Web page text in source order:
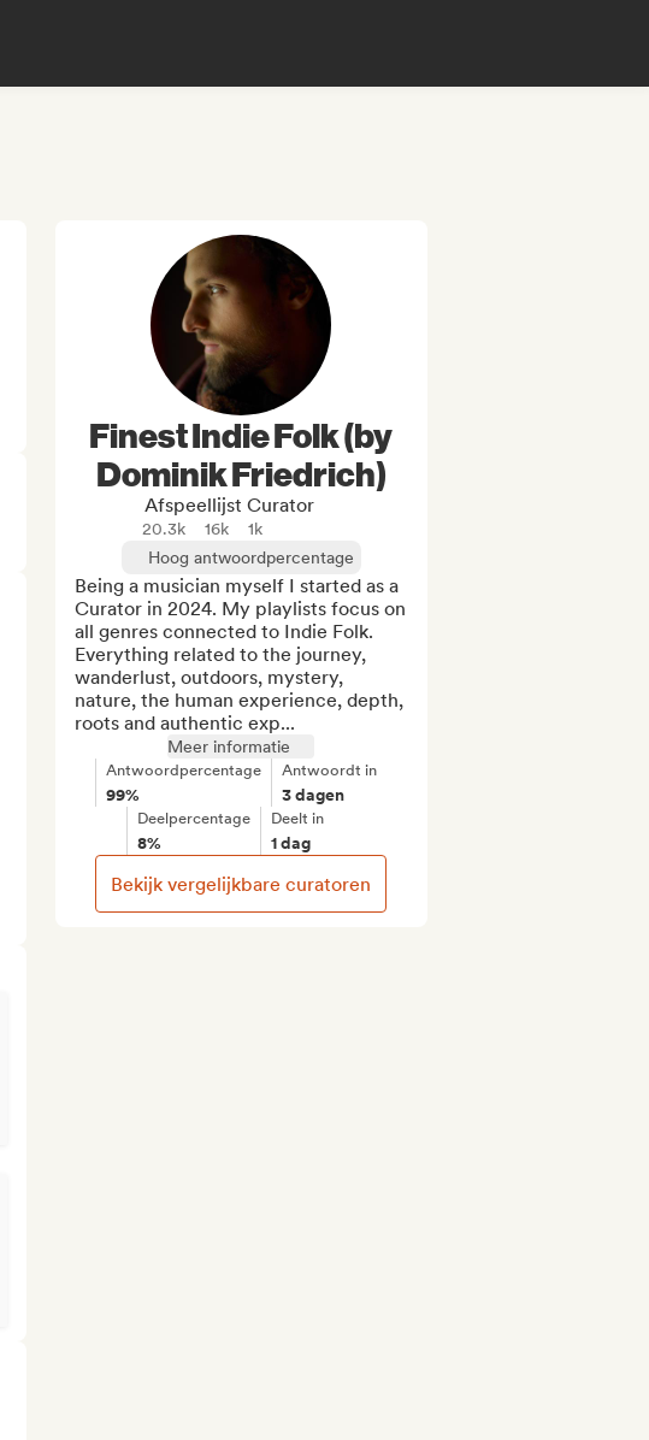
Finest Indie Folk (by
Dominik Friedrich)
Afspeellijst Curator
20.3k 16k
1k
Hoog antwoordpercentage
Being a musician myself I started as a
Curator in 2024. My playlists focus on
all genres connected to Indie Folk.
Everything related to the journey,
wanderlust, outdoors, mystery,
nature, the human experience, depth,
roots and authentic exp...
Meer informatie
Antwoordpercentage
99%
Antwoordt in
3 dagen
Deelpercentage
8%
Deelt in
1 dag
Bekijk vergelijkbare curatoren